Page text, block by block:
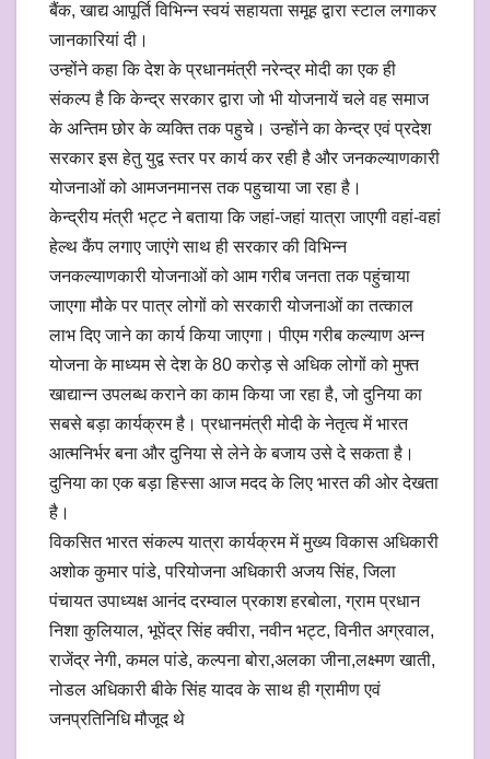
बैंक, खाद्य आपूर्ति विभिन्न स्वयं सहायता समूह द्वारा स्टाल लगाकर
जानकारियां दी।
उन्होंने कहा कि देश के प्रधानमंत्री नरेन्द्र मोदी का एक ही
संकल्प है कि केन्द्र सरकार द्वारा जो भी योजनायें चले वह समाज
के अन्तिम छोर के व्यक्ति तक पहुचे। उन्होंने का केन्द्र एवं प्रदेश
सरकार इस हेतु युद्व स्तर पर कार्य कर रही है और जनकल्याणकारी
योजनाओं को आमजनमानस तक पहुचाया जा रहा है।
केन्द्रीय मंत्री भट्ट ने बताया कि जहां-जहां यात्रा जाएगी वहां-वहां
हेल्थ कैंप लगाए जाएंगे साथ ही सरकार की विभिन्न
जनकल्याणकारी योजनाओं को आम गरीब जनता तक पहुंचाया
जाएगा मौके पर पात्र लोगों को सरकारी योजनाओं का तत्काल
लाभ दिए जाने का कार्य किया जाएगा। पीएम गरीब कल्याण अन्न
योजना के माध्यम से देश के 80 करोड़ से अधिक लोगों को मुफ्त
खाद्यान्न उपलब्ध कराने का काम किया जा रहा है, जो दुनिया का
सबसे बड़ा कार्यक्रम है। प्रधानमंत्री मोदी के नेतृत्व में भारत
आत्मनिर्भर बना और दुनिया से लेने के बजाय उसे दे सकता है।
दुनिया का एक बड़ा हिस्सा आज मदद के लिए भारत की ओर देखता
है।
विकसित भारत संकल्प यात्रा कार्यक्रम में मुख्य विकास अधिकारी
अशोक कुमार पांडे, परियोजना अधिकारी अजय सिंह, जिला
पंचायत उपाध्यक्ष आनंद दरम्वाल प्रकाश हरबोला, ग्राम प्रधान
निशा कुलियाल, भूपेंद्र सिंह क्वीरा, नवीन भट्ट, विनीत अग्रवाल,
राजेंद्र नेगी, कमल पांडे, कल्पना बोरा,अलका जीना,लक्ष्मण खाती,
नोडल अधिकारी बीके सिंह यादव के साथ ही ग्रामीण एवं
जनप्रतिनिधि मौजूद थे